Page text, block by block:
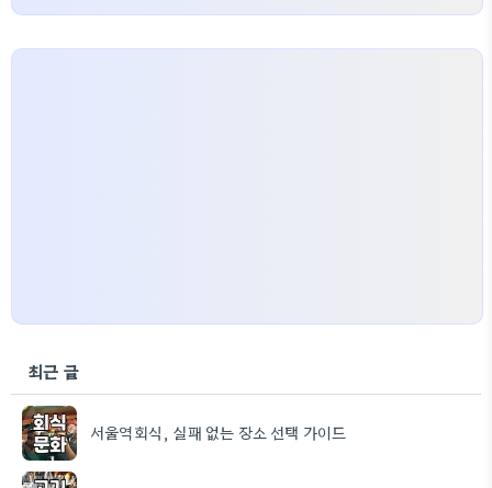
최근 글
서울역회식, 실패 없는 장소 선택 가이드